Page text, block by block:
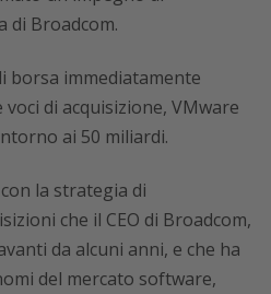
di Broadcom.
borsa immediatamente
voci di acquisizione, VMware
ai 50 miliardi.
la strategia di
che il CEO di Broadcom,
da alcuni anni, e che ha
del mercato software,